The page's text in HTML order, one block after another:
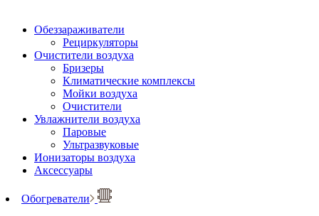
Обеззараживатели
Рециркуляторы
Очистители воздуха
Бризеры
Климатические комплексы
Мойки воздуха
Очистители
Увлажнители воздуха
Паровые
Ультразвуковые
Ионизаторы воздуха
Аксессуары
Обогреватели